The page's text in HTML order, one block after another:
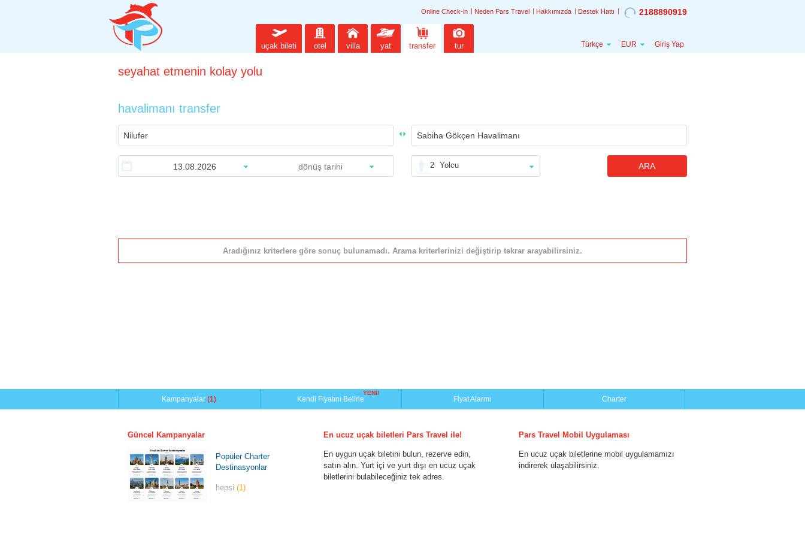
Online Check-in Neden Pars Travel Hakkımızda Destek Hattı 2188890919
uçak bileti otel villa yat transfer tur Türkçe EUR Giriş Yap
seyahat etmenin kolay yolu
havalimanı transfer
2 Yolcu ARA
Aradığınız kriterlere göre sonuç bulunamadı. Arama kriterlerinizi değiştirip tekrar arayabilirsiniz.
Kampanyalar(1) Kendi Fiyatını Belirle
YENİ!
Fiyat Alarmı Charter
Güncel Kampanyalar
Popüler Charter
Destinasyonlar
hepsi(1)
En ucuz uçak biletleri Pars Travel ile!
En uygun uçak biletini bulun, rezerve edin,
satın alın. Yurt içi ve yurt dışı en ucuz uçak
biletlerini bulabileceğiniz tek adres.
Pars Travel Mobil Uygulaması
En ucuz uçak biletlerine mobil uygulamamızı
indirerek ulaşabilirsiniz.